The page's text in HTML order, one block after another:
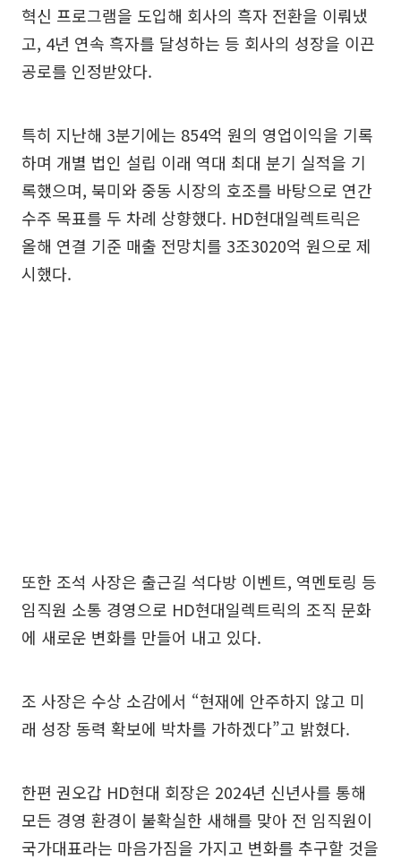
혁신 프로그램을 도입해 회사의 흑자 전환을 이뤄냈
고, 4년 연속 흑자를 달성하는 등 회사의 성장을 이끈
공로를 인정받았다.
특히 지난해 3분기에는 854억 원의 영업이익을 기록
하며 개별 법인 설립 이래 역대 최대 분기 실적을 기
록했으며, 북미와 중동 시장의 호조를 바탕으로 연간
수주 목표를 두 차례 상향했다. HD현대일렉트릭은
올해 연결 기준 매출 전망치를 3조3020억 원으로 제
시했다.
또한 조석 사장은 출근길 석다방 이벤트, 역멘토링 등
임직원 소통 경영으로 HD현대일렉트릭의 조직 문화
에 새로운 변화를 만들어 내고 있다.
조 사장은 수상 소감에서 “현재에 안주하지 않고 미
래 성장 동력 확보에 박차를 가하겠다”고 밝혔다.
한편 권오갑 HD현대 회장은 2024년 신년사를 통해
모든 경영 환경이 불확실한 새해를 맞아 전 임직원이
국가대표라는 마음가짐을 가지고 변화를 추구할 것을